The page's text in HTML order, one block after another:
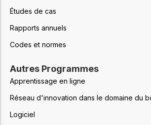
Études de cas
Rapports annuels
Codes et normes
Autres Programmes
Apprentissage en ligne
Réseau d'innovation dans le domaine du
Logiciel